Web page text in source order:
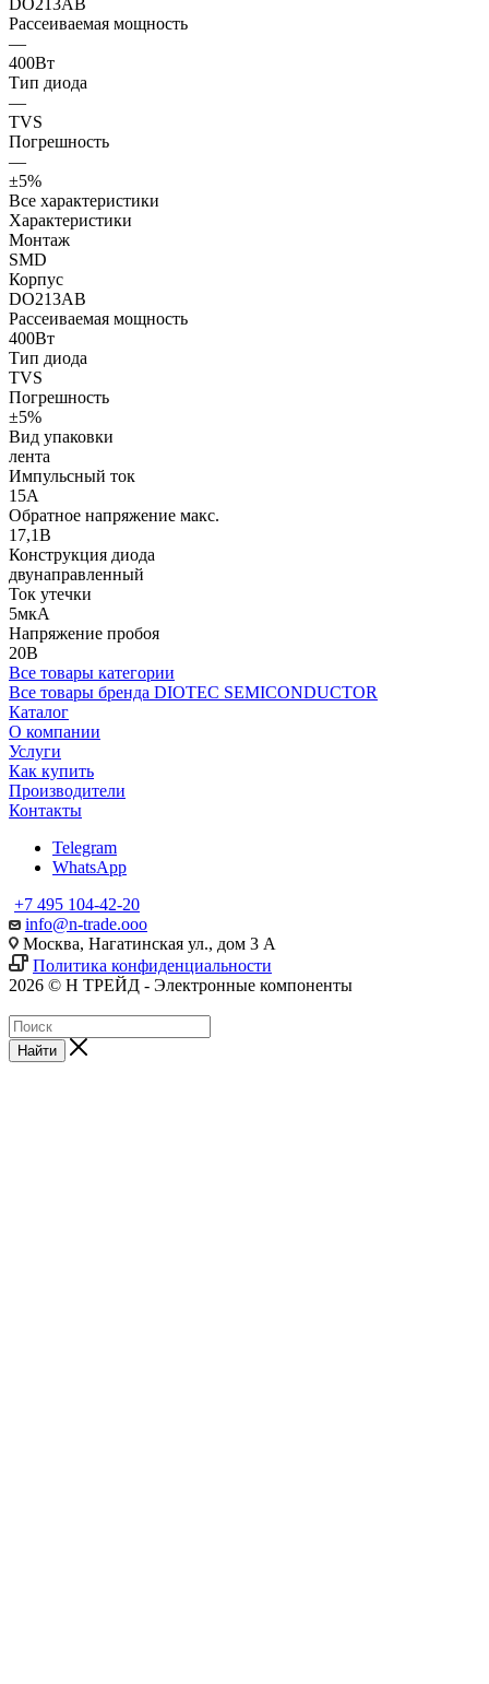
Рассеиваемая мощность
—
400Вт
Тип диода
—
TVS
Погрешность
—
±5%
Все характеристики
Характеристики
Монтаж
SMD
Корпус
DO213AB
Рассеиваемая мощность
400Вт
Тип диода
TVS
Погрешность
±5%
Вид упаковки
лента
Импульсный ток
15А
Обратное напряжение макс.
17,1В
Конструкция диода
двунаправленный
Ток утечки
5мкА
Напряжение пробоя
20В
Все товары категории
Все товары бренда DIOTEC SEMICONDUCTOR
Каталог
О компании
Услуги
Как купить
Производители
Контакты
Telegram
WhatsApp
+7 495 104-42-20
info@n-trade.ooo
Москва, Нагатинская ул., дом 3 А
Политика конфиденциальности
2026 © Н ТРЕЙД - Электронные компоненты
Найти